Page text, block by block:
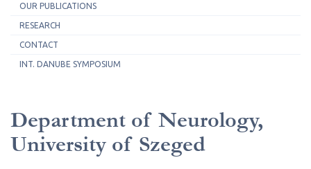
OUR PUBLICATIONS
RESEARCH
CONTACT
INT. DANUBE SYMPOSIUM
Department of Neurology,
University of Szeged